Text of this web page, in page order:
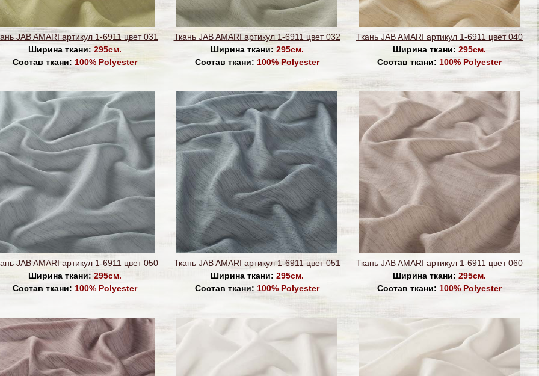
JAB AMARI артикул 1-6911 цвет 031
Ширина ткани: 295см.
Состав ткани: 100% Polyester
Ткань JAB AMARI артикул 1-6911 цвет 032
Ширина ткани:295см.
Состав ткани: 100% Polyester
Ткань JAB AMARI артикул 1-6911 цвет 040
Ширина ткани: 295см.
Состав ткани: 100% Polyester
JAB AMARI артикул 1-6911 цвет 050
Ширина ткани: 295см.
Состав ткани: 100% Polyester
Ткань JAB AMARI артикул 1-6911 цвет 051
Ширина ткани: 295см.
Состав ткани: 100% Polyester
Ткань JAB AMARI артикул 1-6911 цвет 060
Ширина ткани: 295см.
Состав ткани: 100% Polyester